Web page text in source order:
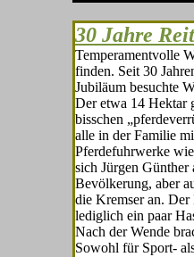
30 Jahre
Temperamentvolle
finden. Seit 30
Jubiläum besuchte
Der etwa 14 Hektar
bisschen
alle in der Familie
Pferdefuhrwerke
sich Jürgen
Bevölkerung, aber
die Kremser an. Der
lediglich ein paar
Nach der Wende
Sowohl für Sport-